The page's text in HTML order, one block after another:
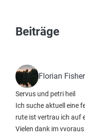
Beiträge
Florian Fisher
Servus und petri heil
Ich suche aktuell eine
rute ist vertrau ich auf
Vielen dank im